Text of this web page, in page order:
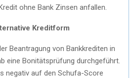
ohne Bank Zinsen anfallen.
Kreditform
Beantragung von Bankkrediten in
eine Bonitätsprüfung durchgeführt.
negativ auf den Schufa-Score